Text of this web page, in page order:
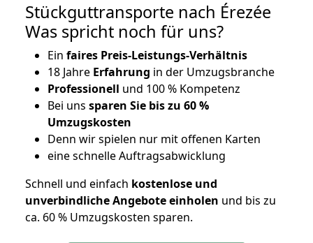
Stückguttransporte nach Érezée
Was spricht noch für uns?
Ein faires Preis-Leistungs-Verhältnis
18 Jahre Erfahrung in der Umzugsbranche
Professionell und 100 % Kompetenz
Bei uns sparen Sie bis zu 60 %
Umzugskosten
Denn wir spielen nur mit offenen Karten
eine schnelle Auftragsabwicklung
Schnell und einfach kostenlose und
unverbindliche Angebote einholen und bis zu
ca. 60 % Umzugskosten sparen.